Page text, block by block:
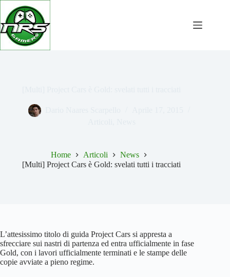
Salta
contenuto
Home Articoli
News
[Multi] Project Cars è Gold: svelati tutti i tracciati
L’attesissimo titolo di guida Project Cars si appresta a
sfrecciare sui nastri di partenza ed entra ufficialmente in fase
Gold, con i lavori ufficialmente terminati e le stampe delle
copie avviate a pieno regime.